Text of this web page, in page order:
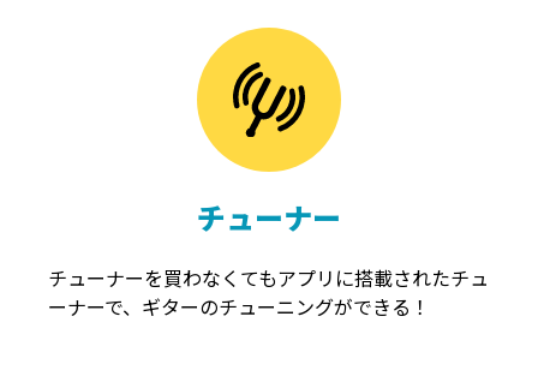
チューナー
チューナーを買わなくてもアプリに搭載されたチュ
ーナーで、ギターのチューニングができる！